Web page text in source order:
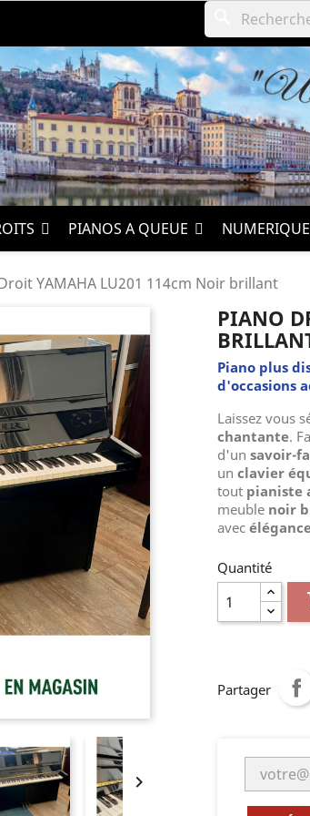
PIANOS A QUEUE
YAMAHA LU201 114cm Noir brillant

PIANO
Piano plus
d'occasions
Laissez vous
chantante.
d'un savoir-
un clavier
tout pianiste
meuble noir
avec
Quantité
Partager